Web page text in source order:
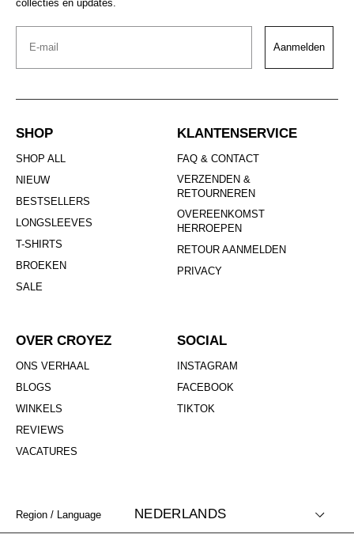
collecties en updates.
Email
Aanmelden
SHOP
SHOP ALL
NIEUW
BESTSELLERS
LONGSLEEVES
T-SHIRTS
BROEKEN
SALE
KLANTENSERVICE
FAQ & CONTACT
VERZENDEN &
RETOURNEREN
OVEREENKOMST
HERROEPEN
RETOUR AANMELDEN
PRIVACY
OVER CROYEZ
ONS VERHAAL
BLOGS
WINKELS
REVIEWS
VACATURES
SOCIAL
INSTAGRAM
FACEBOOK
TIKTOK
Region / Language NEDERLANDS